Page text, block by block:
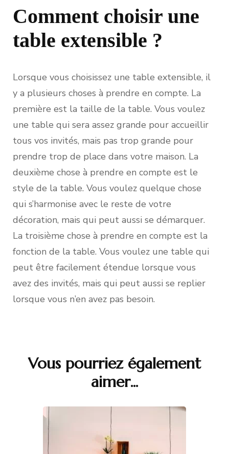
Comment choisir une
table extensible ?
Lorsque vous choisissez une table extensible, il
y a plusieurs choses à prendre en compte. La
première est la taille de la table. Vous voulez
une table qui sera assez grande pour accueillir
tous vos invités, mais pas trop grande pour
prendre trop de place dans votre maison. La
deuxième chose à prendre en compte est le
style de la table. Vous voulez quelque chose
qui s’harmonise avec le reste de votre
décoration, mais qui peut aussi se démarquer.
La troisième chose à prendre en compte est la
fonction de la table. Vous voulez une table qui
peut être facilement étendue lorsque vous
avez des invités, mais qui peut aussi se replier
lorsque vous n’en avez pas besoin.
Navigation
Vous pourriez également
aimer...